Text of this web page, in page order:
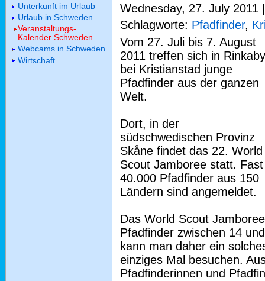
Wednesday, 27. July 2011
Schlagworte: Pfadfinder,
Vom 27. Juli bis 7. August
2011 treffen sich in Rinkaby
bei Kristianstad junge
Pfadfinder aus der ganzen
Welt.
Dort, in der
südschwedischen Provinz
Skåne findet das 22. World
Scout Jamboree statt. Fast
40.000 Pfadfinder aus 150
Ländern sind angemeldet.
Das World Scout
Pfadfinder zwischen 14
kann man daher ein
einziges Mal besuchen.
Pfadfinderinnen und
Unterkunft im Urlaub
Urlaub in Schweden
Veranstaltungs-
Kalender Schweden
Webcams in Schweden
Wirtschaft